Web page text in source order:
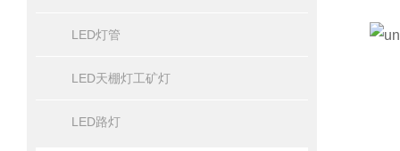
LED灯管
LED天棚灯工矿灯
LED路灯